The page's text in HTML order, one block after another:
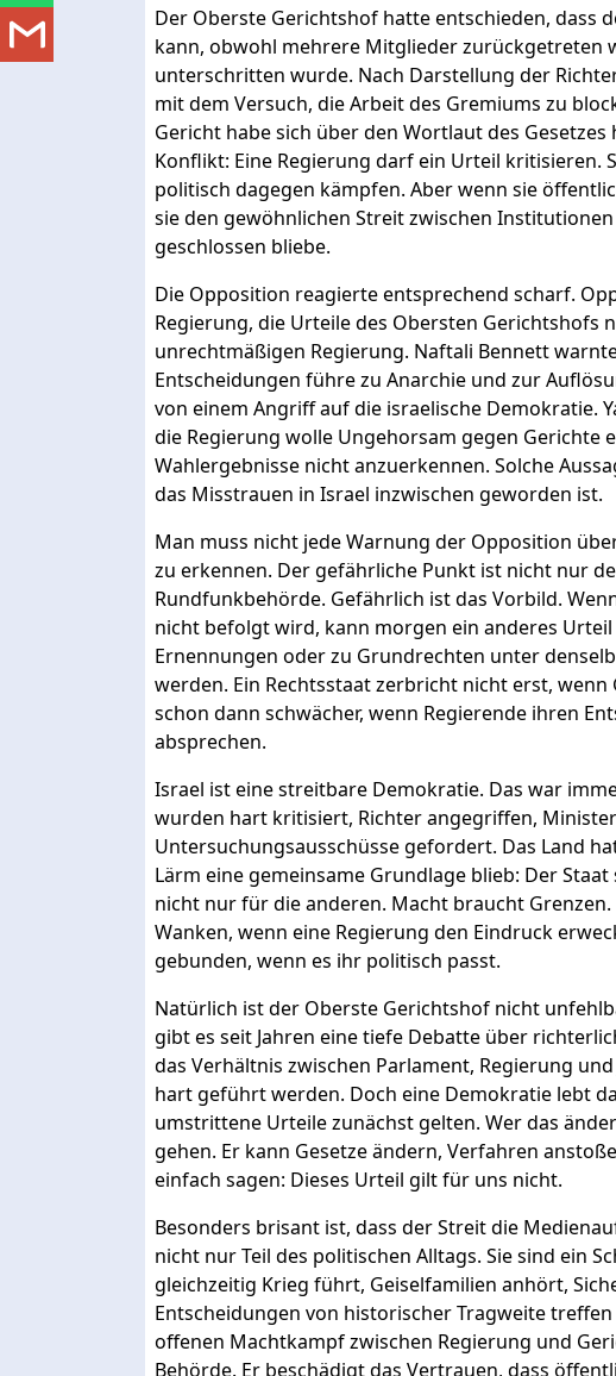
Der Oberste Gerichtshof hatte entschieden, dass
kann, obwohl mehrere Mitglieder zurückgetreten
unterschritten wurde. Nach Darstellung der
mit dem Versuch, die Arbeit des Gremiums zu
Gericht habe sich über den Wortlaut des
Konflikt: Eine Regierung darf ein Urteil kritisieren.
politisch dagegen kämpfen. Aber wenn sie
sie den gewöhnlichen Streit zwischen
geschlossen bliebe.
Die Opposition reagierte entsprechend scharf.
Regierung, die Urteile des Obersten Gerichtshofs
unrechtmäßigen Regierung. Naftali Bennett
Entscheidungen führe zu Anarchie und zur
von einem Angriff auf die israelische Demokratie.
die Regierung wolle Ungehorsam gegen Gerichte
Wahlergebnisse nicht anzuerkennen. Solche
das Misstrauen in Israel inzwischen geworden ist.
Man muss nicht jede Warnung der Opposition
zu erkennen. Der gefährliche Punkt ist nicht nur
Rundfunkbehörde. Gefährlich ist das Vorbild.
nicht befolgt wird, kann morgen ein anderes
Ernennungen oder zu Grundrechten unter
werden. Ein Rechtsstaat zerbricht nicht erst,
schon dann schwächer, wenn Regierende ihren
absprechen.
Israel ist eine streitbare Demokratie. Das war
wurden hart kritisiert, Richter angegriffen,
Untersuchungsausschüsse gefordert. Das Land
Lärm eine gemeinsame Grundlage blieb: Der
nicht nur für die anderen. Macht braucht
Wanken, wenn eine Regierung den Eindruck
gebunden, wenn es ihr politisch passt.
Natürlich ist der Oberste Gerichtshof nicht
gibt es seit Jahren eine tiefe Debatte über
das Verhältnis zwischen Parlament, Regierung
hart geführt werden. Doch eine Demokratie lebt
umstrittene Urteile zunächst gelten. Wer das
gehen. Er kann Gesetze ändern, Verfahren
einfach sagen: Dieses Urteil gilt für uns nicht.
Besonders brisant ist, dass der Streit die
nicht nur Teil des politischen Alltags. Sie sind ein
gleichzeitig Krieg führt, Geiselfamilien anhört,
Entscheidungen von historischer Tragweite
offenen Machtkampf zwischen Regierung und
Behörde. Er beschädigt das Vertrauen, dass